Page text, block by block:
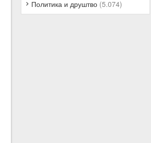
Политика и друштво (5.074)